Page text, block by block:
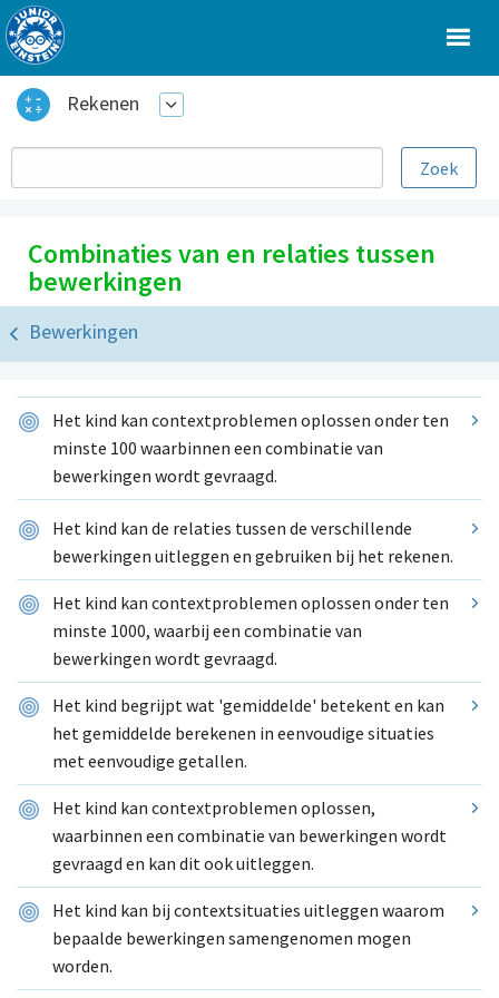
Rekenen
Combinaties van en relaties tussen
bewerkingen
Bewerkingen
Het kind kan contextproblemen oplossen onder ten
minste 100 waarbinnen een combinatie van
bewerkingen wordt gevraagd.
Het kind kan de relaties tussen de verschillende
bewerkingen uitleggen en gebruiken bij het rekenen.
Het kind kan contextproblemen oplossen onder ten
minste 1000, waarbij een combinatie van
bewerkingen wordt gevraagd.
Het kind begrijpt wat 'gemiddelde' betekent en kan
het gemiddelde berekenen in eenvoudige situaties
met eenvoudige getallen.
Het kind kan contextproblemen oplossen,
waarbinnen een combinatie van bewerkingen wordt
gevraagd en kan dit ook uitleggen.
Het kind kan bij contextsituaties uitleggen waarom
bepaalde bewerkingen samengenomen mogen
worden.